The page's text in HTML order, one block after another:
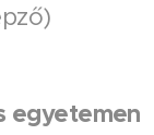
egyetemen